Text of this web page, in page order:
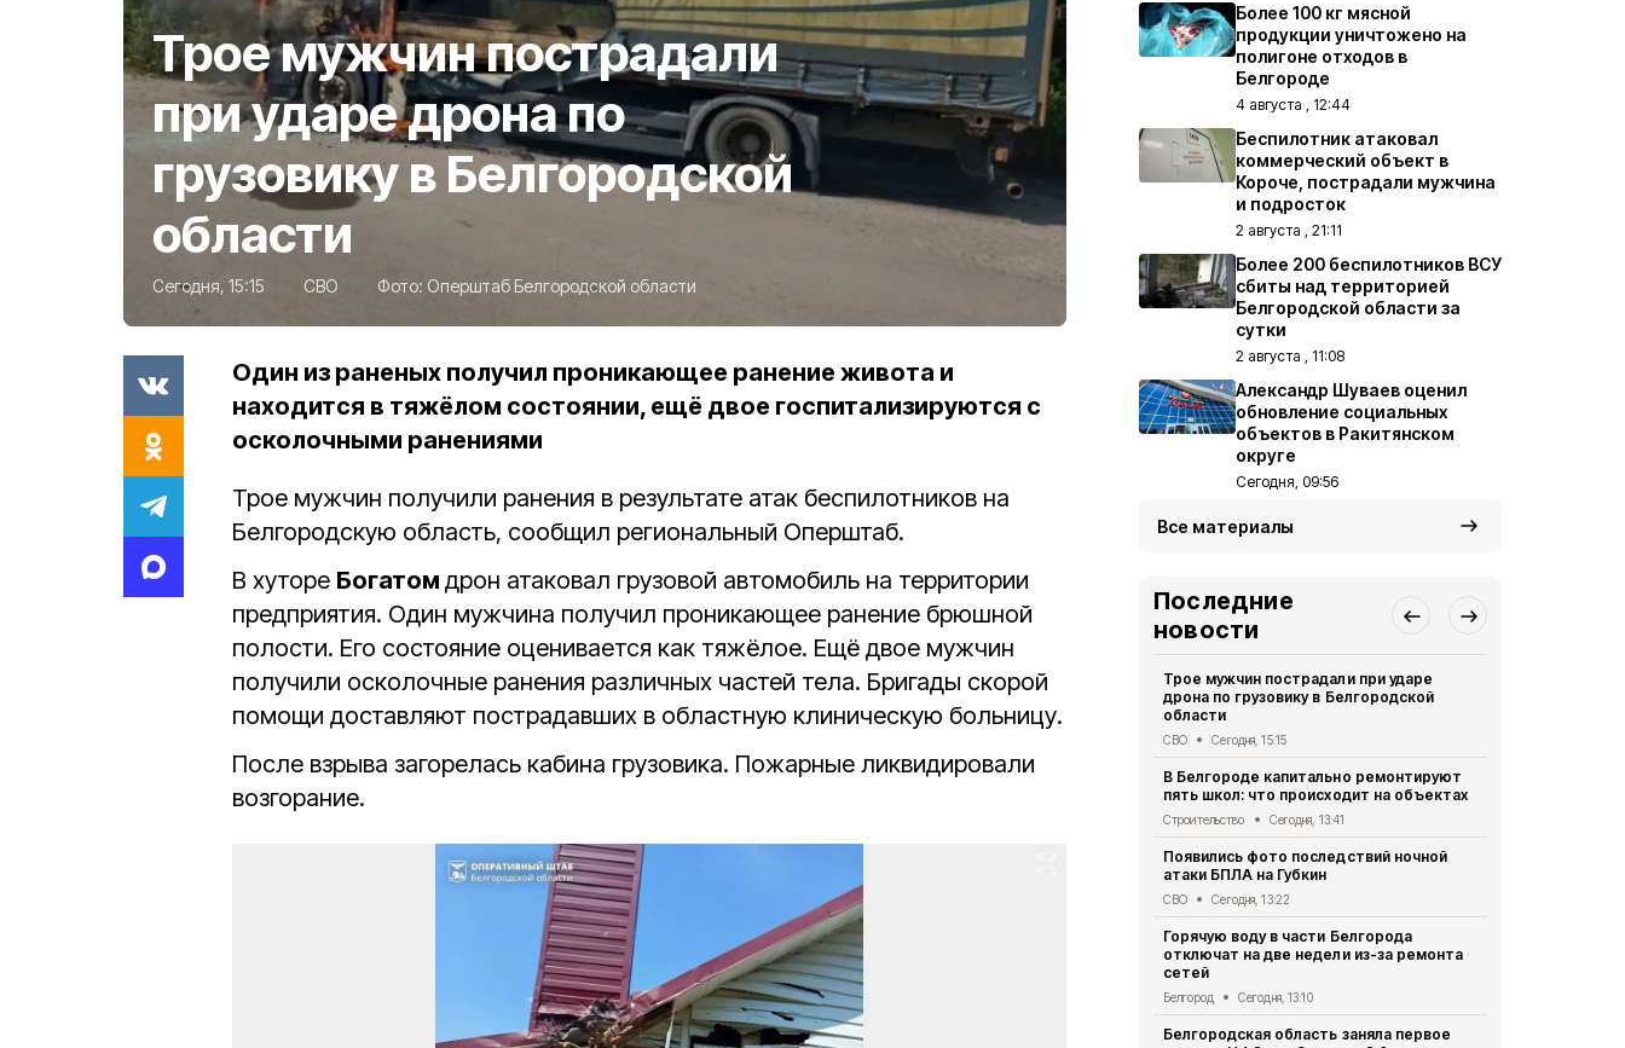
Трое мужчин пострадали
при ударе дрона по
грузовику в Белгородской
области
Сегодня, 15:15 СВО Фото: Оперштаб Белгородской области
Один из раненых получил проникающее ранение живота и
находится в тяжёлом состоянии, ещё двое госпитализируются с
осколочными ранениями
Трое мужчин получили ранения в результате атак беспилотников на
Белгородскую область, сообщил региональный Оперштаб.
В хуторе Богатом дрон атаковал грузовой автомобиль на территории
предприятия. Один мужчина получил проникающее ранение брюшной
полости. Его состояние оценивается как тяжёлое. Ещё двое мужчин
получили осколочные ранения различных частей тела. Бригады скорой
помощи доставляют пострадавших в областную клиническую больницу.
После взрыва загорелась кабина грузовика. Пожарные ликвидировали
возгорание.
Более 100 кг мясной
продукции уничтожено на
полигоне отходов в
Белгороде
4 августа , 12:44
Беспилотник атаковал
коммерческий объект в
Короче, пострадали мужчина
и подросток
2 августа , 21:11
Более 200 беспилотников ВСУ
сбиты над территорией
Белгородской области за
сутки
2 августа , 11:08
Александр Шуваев оценил
обновление социальных
объектов в Ракитянском
округе
Сегодня, 09:56
Все материалы
Последние
новости
Трое мужчин пострадали при ударе
дрона по грузовику в Белгородской
области
СВО Сегодня, 15:15
В Белгороде капитально ремонтируют
пять школ: что происходит на объектах
Строительство Сегодня, 13:41
Появились фото последствий ночной
атаки БПЛА на Губкин
СВО Сегодня, 13:22
Горячую воду в части Белгорода
отключат на две недели из-за ремонта
сетей
Белгород Сегодня, 13:10
Белгородская область заняла первое